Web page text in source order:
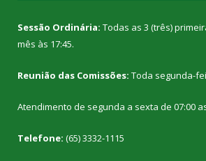
Sessão Ordinária: Todas as 3 (três)
mês às 17:45.
Reunião das Comissões: Toda segunda-
Atendimento de segunda a sexta de 07:00
Telefone: (65) 3332-1115